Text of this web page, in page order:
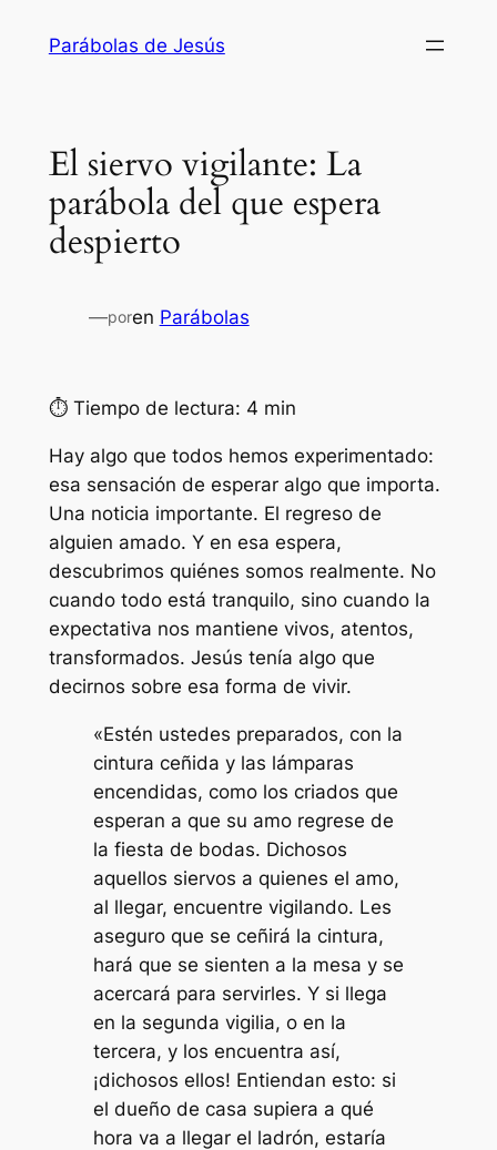
Parábolas de Jesús
El siervo vigilante: La
parábola del que espera
despierto
—poren Parábolas
⏱ Tiempo de lectura: 4 min
Hay algo que todos hemos experimentado:
esa sensación de esperar algo que importa.
Una noticia importante. El regreso de
alguien amado. Y en esa espera,
descubrimos quiénes somos realmente. No
cuando todo está tranquilo, sino cuando la
expectativa nos mantiene vivos, atentos,
transformados. Jesús tenía algo que
decirnos sobre esa forma de vivir.
«Estén ustedes preparados, con la
cintura ceñida y las lámparas
encendidas, como los criados que
esperan a que su amo regrese de
la fiesta de bodas. Dichosos
aquellos siervos a quienes el amo,
al llegar, encuentre vigilando. Les
aseguro que se ceñirá la cintura,
hará que se sienten a la mesa y se
acercará para servirles. Y si llega
en la segunda vigilia, o en la
tercera, y los encuentra así,
¡dichosos ellos! Entiendan esto: si
el dueño de casa supiera a qué
hora va a llegar el ladrón, estaría